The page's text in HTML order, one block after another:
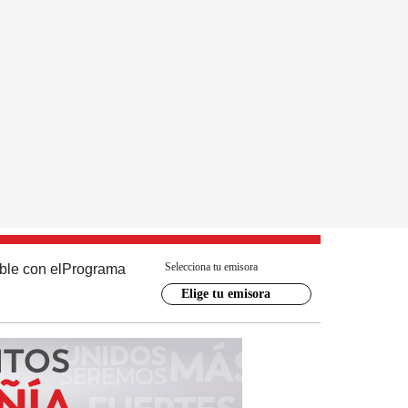
con el Programa Selecciona tu emisora
Elige tu emisora